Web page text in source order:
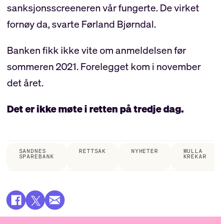
sanksjonsscreeneren vår fungerte. De virket
fornøy da, svarte Førland Bjørndal.
Banken fikk ikke vite om anmeldelsen før
sommeren 2021. Forelegget kom i november
det året.
Det er ikke møte i retten på tredje dag.
SANDNES
SPAREBANK
RETTSAK NYHETER MULLA
KREKAR